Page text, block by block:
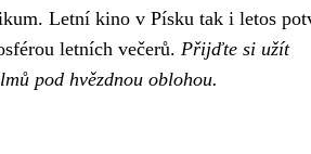
Letní kino v Písku tak i letos
letních večerů. Přijďte si užít
pod hvězdnou oblohou.